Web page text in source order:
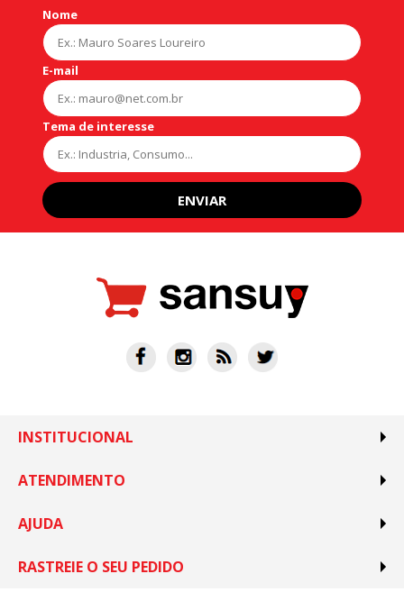
Nome
E-mail
Tema de interesse
ENVIAR
INSTITUCIONAL
ATENDIMENTO
(11) 99638-0772
AJUDA
RASTREIE O SEU PEDIDO